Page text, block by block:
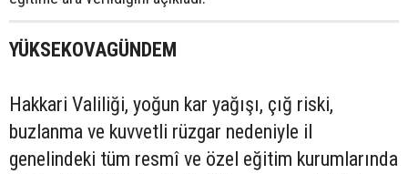
YÜKSEKOVAGÜNDEM
Hakkari Valiliği, yoğun kar yağışı, çığ riski,
buzlanma ve kuvvetli rüzgar nedeniyle il
genelindeki tüm resmî ve özel eğitim kurumlarında